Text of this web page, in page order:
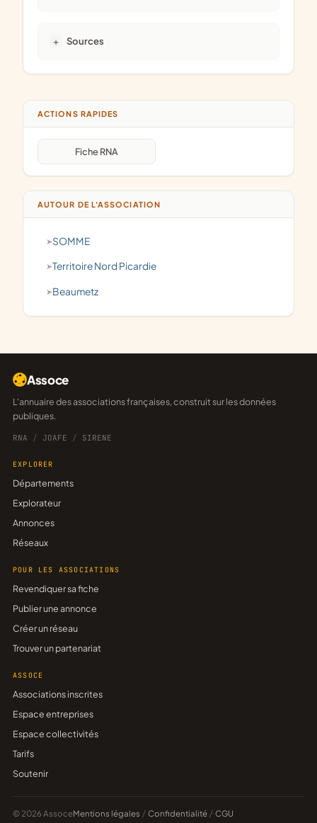
Sources
ACTIONS RAPIDES
Fiche RNA
AUTOUR DE L'ASSOCIATION
SOMME
Territoire Nord Picardie
Beaumetz
Assoce
L'annuaire des associations françaises, construit sur les données
publiques.
RNA / JOAFE / SIRENE
EXPLORER
Départements
Explorateur
Annonces
Réseaux
POUR LES ASSOCIATIONS
Revendiquer sa fiche
Publier une annonce
Créer un réseau
Trouver un partenariat
ASSOCE
Associations inscrites
Espace entreprises
Espace collectivités
Tarifs
Soutenir
© 2026 AssoceMentions légales / Confidentialité / CGU